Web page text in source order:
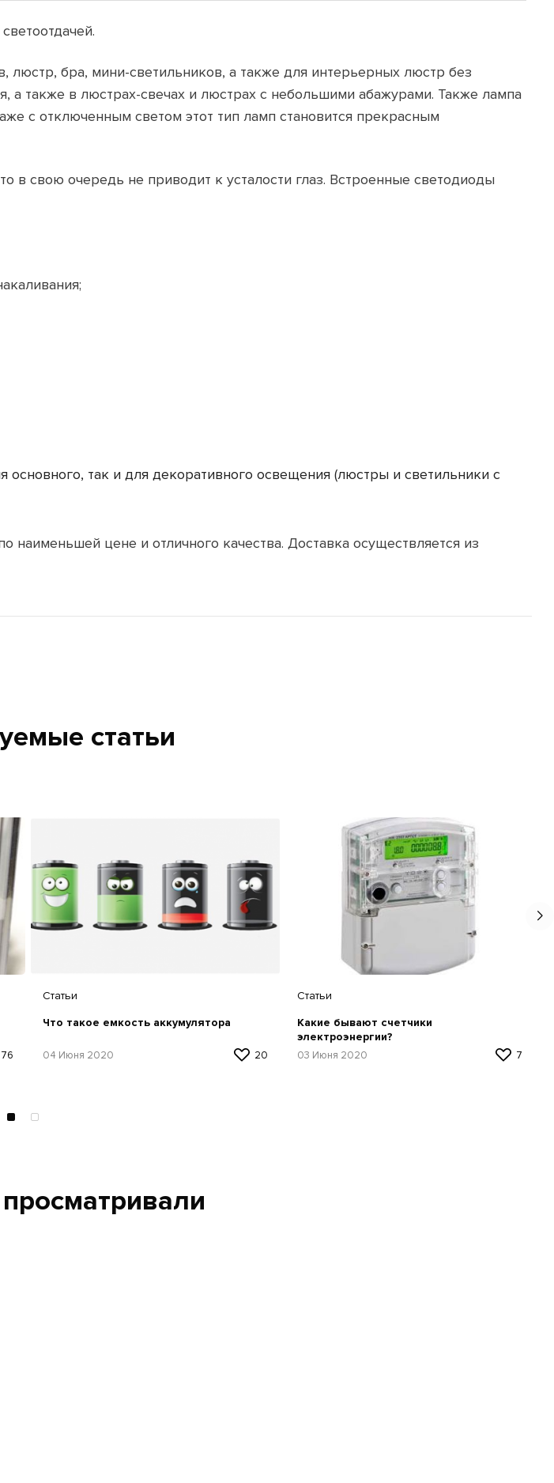
люстр, бра, мини-светильников, а также для интерьерных люстр без
а также в люстрах-свечах и люстрах с небольшими абажурами. Также лампа
с отключенным светом этот тип ламп становится прекрасным
в свою очередь не приводит к усталости глаз. Встроенные светодиоды
так и для декоративного освещения (люстры и светильники с
цене и отличного качества. Доставка осуществляется из
статьи
76
Статьи
Что такое емкость аккумулятора
04 Июня 2020 20
Статьи
Какие бывают счетчики
электроэнергии?
03 Июня 2020 7